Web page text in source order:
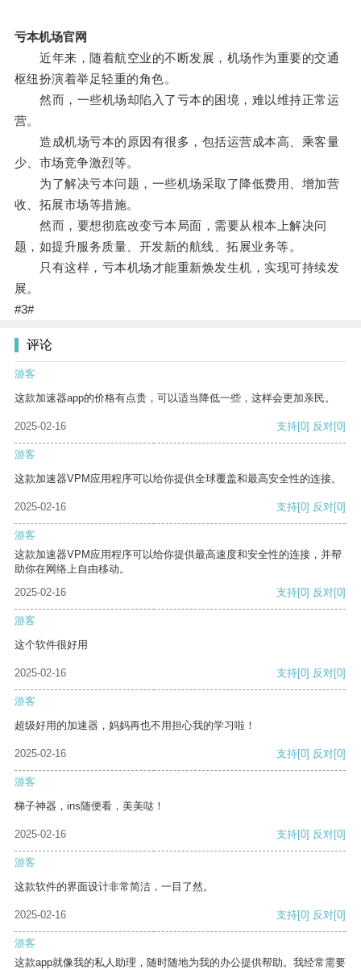
亏本机场官网
近年来，随着航空业的不断发展，机场作为重要的交通
枢纽扮演着举足轻重的角色。
然而，一些机场却陷入了亏本的困境，难以维持正常运
营。
造成机场亏本的原因有很多，包括运营成本高、乘客量
少、市场竞争激烈等。
为了解决亏本问题，一些机场采取了降低费用、增加营
收、拓展市场等措施。
然而，要想彻底改变亏本局面，需要从根本上解决问
题，如提升服务质量、开发新的航线、拓展业务等。
只有这样，亏本机场才能重新焕发生机，实现可持续发
展。
#3#
评论
游客
这款加速器app的价格有点贵，可以适当降低一些，这样会更加亲民。
2025-02-16 支持[0] 反对[0]
游客
这款加速器VPM应用程序可以给你提供全球覆盖和最高安全性的连接。
2025-02-16 支持[0] 反对[0]
游客
这款加速器VPM应用程序可以给你提供最高速度和安全性的连接，并帮
助你在网络上自由移动。
2025-02-16
支持[0] 反对[0]
游客
这个软件很好用
2025-02-16 支持[0] 反对[0]
游客
超级好用的加速器，妈妈再也不用担心我的学习啦！
2025-02-16 支持[0] 反对[0]
游客
梯子神器，ins随便看，美美哒！
2025-02-16 支持[0] 反对[0]
游客
这款软件的界面设计非常简洁，一目了然。
2025-02-16 支持[0] 反对[0]
游客
这款app就像我的私人助理，随时随地为我的办公提供帮助。我经常需要